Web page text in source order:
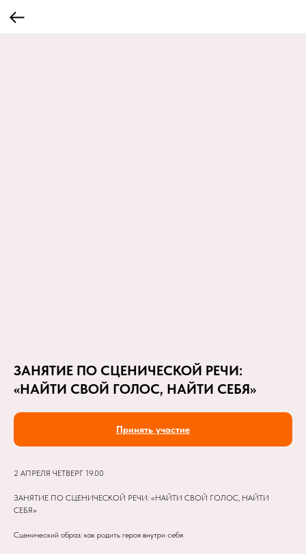
ЗАНЯТИЕ ПО СЦЕНИЧЕСКОЙ РЕЧИ:
«НАЙТИ СВОЙ ГОЛОС, НАЙТИ СЕБЯ»
Принять участие
2 АПРЕЛЯ ЧЕТВЕРГ 19.00
ЗАНЯТИЕ ПО СЦЕНИЧЕСКОЙ РЕЧИ: «НАЙТИ СВОЙ ГОЛОС, НАЙТИ
СЕБЯ»
Сценический образ: как родить героя внутри себя